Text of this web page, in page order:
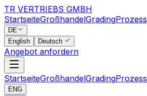
TR VERTRIEBS GMBH
StartseiteGroßhandelGradingProzess
DE
English
Deutsch
Angebot anfordern
StartseiteGroßhandelGradingProzess
ENG